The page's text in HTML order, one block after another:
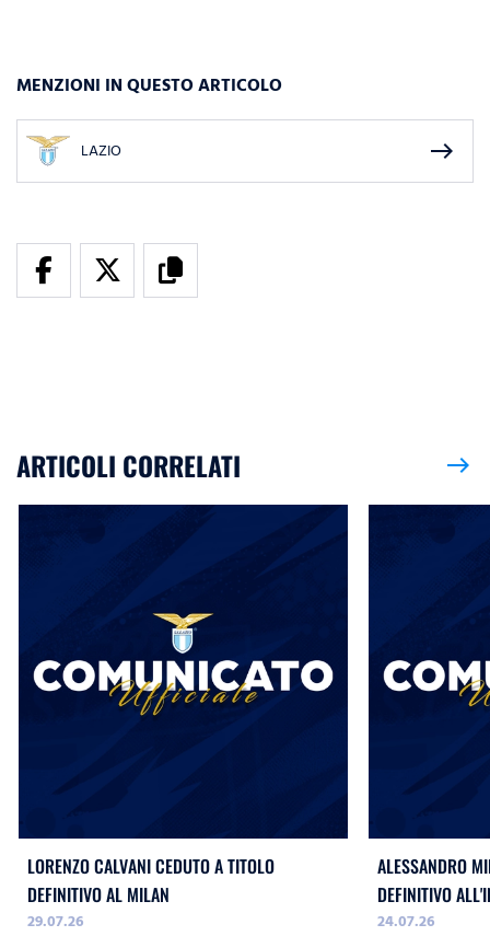
MENZIONI IN QUESTO ARTICOLO
LAZIO east
ARTICOLI CORRELATI east
LORENZO CALVANI CEDUTO A TITOLO
DEFINITIVO AL MILAN
29.07.26
ALESSANDRO
DEFINITIVO
24.07.26